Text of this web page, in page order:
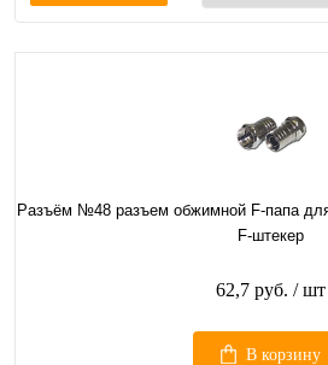
Разъём №48 разъем обжимной F-папа
F-штекер
62,7 руб. / шт
В корзину